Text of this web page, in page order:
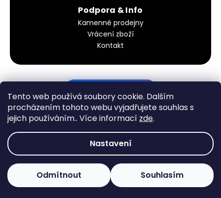
Tento web používá soubory cookie. Dalším
procházením tohoto webu vyjadřujete souhlas s
jejich používáním.. Více informací zde.
Nastavení
Odmítnout Souhlasím
Podpora & Info
Kamenné prodejny
Vrácení zboží
Kontakt
Copyright 2026KRAKEN´S - eshop. Všechna práva
vyhrazena.
Upravit nastavení cookies